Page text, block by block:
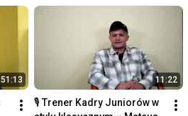
51:13 11:22
🎙️ Trener Kadry Juniorów w